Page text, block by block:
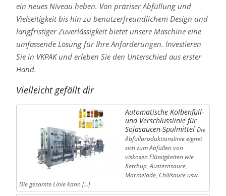
ein neues Niveau heben. Von präziser Abfüllung und
Vielseitigkeit bis hin zu benutzerfreundlichem Design und
langfristiger Zuverlässigkeit bietet unsere Maschine eine
umfassende Lösung für Ihre Anforderungen. Investieren
Sie in VKPAK und erleben Sie den Unterschied aus erster
Hand.
Vielleicht gefällt dir
Automatische Kolbenfüll-
und Verschlusslinie für
Sojasaucen-Spülmittel Die
Abfüllproduktionslinie eignet
sich zum Abfüllen von
viskosen Flüssigkeiten wie
Ketchup, Austernsauce,
Marmelade, Chilisauce usw.
Die gesamte Linie kann […]